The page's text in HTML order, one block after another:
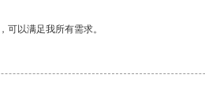
可以满足我所有需求。